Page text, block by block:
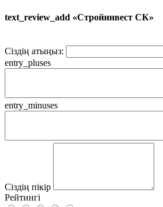
text_review_add «Стройинвест СК»
Сіздің атыңыз:
entry_pluses
entry_minuses
Сіздің пікір
Рейтингі